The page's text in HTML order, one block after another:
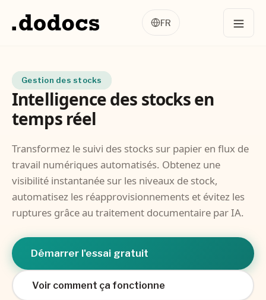
FR
Gestion des stocks
Intelligence des stocks en
temps réel
Transformez le suivi des stocks sur papier en flux de
travail numériques automatisés. Obtenez une
visibilité instantanée sur les niveaux de stock,
automatisez les réapprovisionnements et évitez les
ruptures grâce au traitement documentaire par IA.
Démarrer l'essai gratuit
Voir comment ça fonctionne